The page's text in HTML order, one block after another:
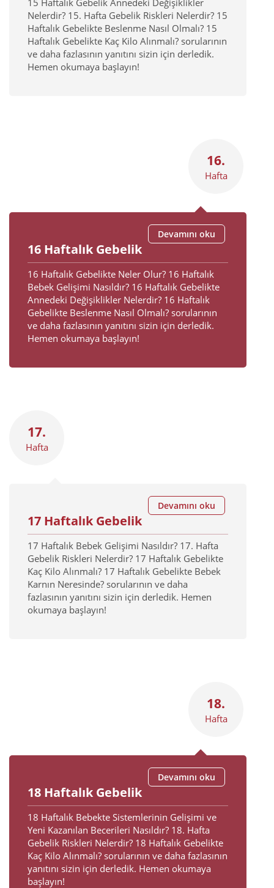
Nelerdir? 15. Hafta Gebelik Riskleri Nelerdir? 15
Haftalık Gebelikte Beslenme Nasıl Olmalı? 15
Haftalık Gebelikte Kaç Kilo Alınmalı? sorularının
ve daha fazlasının yanıtını sizin için derledik.
Hemen okumaya başlayın!
16.
Hafta
16 Haftalık Gebelik
16 Haftalık Gebelikte Neler Olur? 16 Haftalık
Bebek Gelişimi Nasıldır? 16 Haftalık Gebelikte
Annedeki Değişiklikler Nelerdir? 16 Haftalık
Gebelikte Beslenme Nasıl Olmalı? sorularının
ve daha fazlasının yanıtını sizin için derledik.
Hemen okumaya başlayın!
Devamını oku
17.
Hafta
17 Haftalık Gebelik
17 Haftalık Bebek Gelişimi Nasıldır? 17. Hafta
Gebelik Riskleri Nelerdir? 17 Haftalık Gebelikte
Kaç Kilo Alınmalı? 17 Haftalık Gebelikte Bebek
Karnın Neresinde? sorularının ve daha
fazlasının yanıtını sizin için derledik. Hemen
okumaya başlayın!
Devamını oku
18.
Hafta
18 Haftalık Gebelik
18 Haftalık Bebekte Sistemlerinin Gelişimi ve
Yeni Kazanılan Becerileri Nasıldır? 18. Hafta
Gebelik Riskleri Nelerdir? 18 Haftalık Gebelikte
Kaç Kilo Alınmalı? sorularının ve daha fazlasının
yanıtını sizin için derledik. Hemen okumaya
başlayın!
Devamını oku